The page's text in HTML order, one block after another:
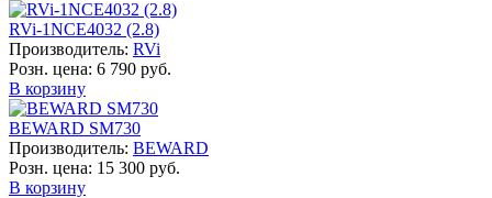
RVi-1NCE4032 (2.8)
Производитель: RVi
Розн. цена: 6 790 руб.
В корзину
BEWARD SM730
Производитель: BEWARD
Розн. цена: 15 300 руб.
В корзину